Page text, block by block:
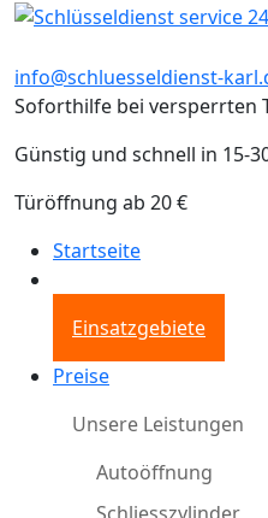
info@schluesseldienst-
Soforthilfe bei versperrten
Günstig und schnell in 15-
Türöffnung ab 20 €
Startseite
Einsatzgebiete
Preise
Unsere Leistungen
Autoöffnung